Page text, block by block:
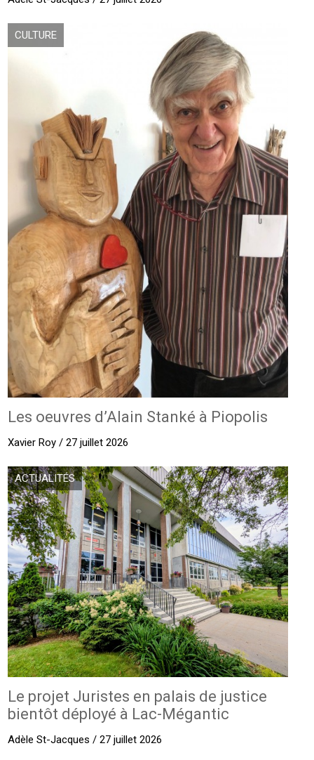
CULTURE
Les oeuvres d’Alain Stanké à Piopolis
Xavier Roy / 27 juillet 2026
ACTUALITÉS
Le projet Juristes en palais de justice
bientôt déployé à Lac-Mégantic
Adèle St-Jacques / 27 juillet 2026